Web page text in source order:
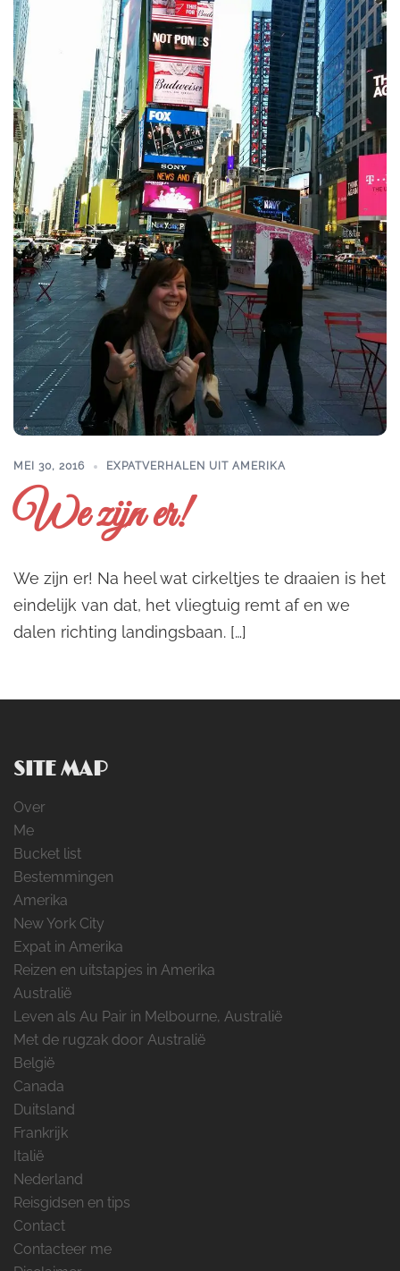
MEI 30, 2016 EXPATVERHALEN UIT AMERIKA
We zijn er!
We zijn er! Na heel wat cirkeltjes te draaien is het
eindelijk van dat, het vliegtuig remt af en we
dalen richting landingsbaan. […]
SITE MAP
Over
Me
Bucket list
Bestemmingen
Amerika
New York City
Expat in Amerika
Reizen en uitstapjes in Amerika
Australië
Leven als Au Pair in Melbourne, Australië
Met de rugzak door Australië
België
Canada
Duitsland
Frankrijk
Italië
Nederland
Reisgidsen en tips
Contact
Contacteer me